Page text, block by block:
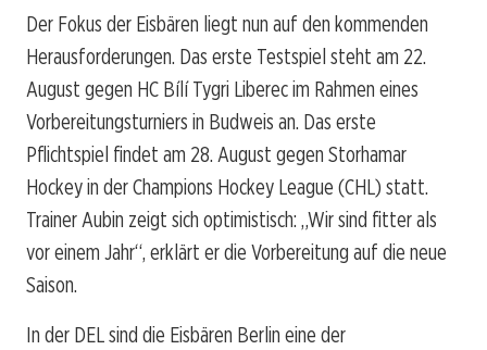
Der Fokus der Eisbären liegt nun auf den kommenden
Herausforderungen. Das erste Testspiel steht am 22.
August gegen HC Bílí Tygri Liberec im Rahmen eines
Vorbereitungsturniers in Budweis an. Das erste
Pflichtspiel findet am 28. August gegen Storhamar
Hockey in der Champions Hockey League (CHL) statt.
Trainer Aubin zeigt sich optimistisch: „Wir sind fitter als
vor einem Jahr“, erklärt er die Vorbereitung auf die neue
Saison.
In der DEL sind die Eisbären Berlin eine der